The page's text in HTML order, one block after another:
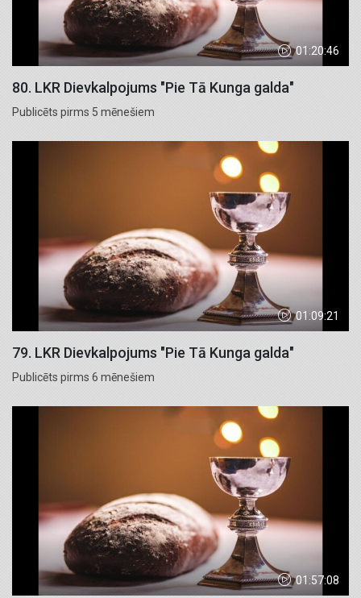
01:20:46
80. LKR Dievkalpojums "Pie Tā Kunga galda"
Publicēts pirms 5 mēnešiem
01:09:21
79. LKR Dievkalpojums "Pie Tā Kunga galda"
Publicēts pirms 6 mēnešiem
01:57:08